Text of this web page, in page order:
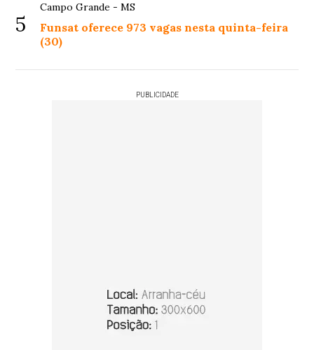
5
Campo Grande - MS
Funsat oferece 973 vagas nesta quinta-feira
(30)
PUBLICIDADE